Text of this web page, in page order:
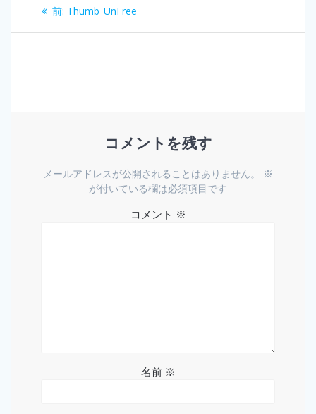
稿
前: 過
Thumb_UnFree
コメントを残す
メールアドレスが公開されることはありません。
※
が付いている欄は必須項目です
コメント ※
名前 ※